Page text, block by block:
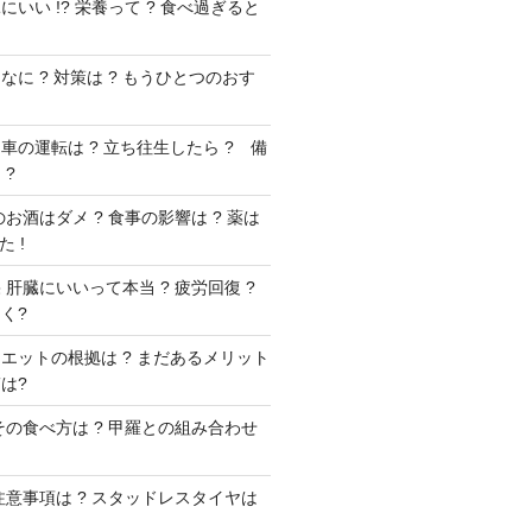
いい !? 栄養って ? 食べ過ぎると
に ? 対策は ? もうひとつのおす
の運転は ? 立ち往生したら ? 備
?
酒はダメ ? 食事の影響は ? 薬は
!
臓にいいって本当 ? 疲労回復 ?
?
ットの根拠は ? まだあるメリット
?
食べ方は ? 甲羅との組み合わせ
事項は ? スタッドレスタイヤは